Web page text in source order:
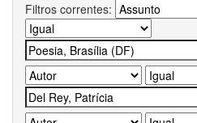
Filtros correntes: